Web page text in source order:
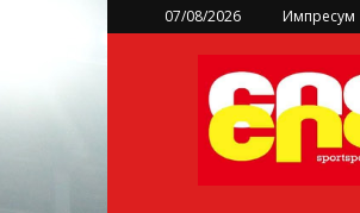
07/08/2026 Импресум
sportsport.mk